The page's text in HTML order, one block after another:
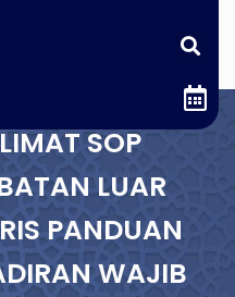
SOP
LUAR
PANDUAN
WAJIB